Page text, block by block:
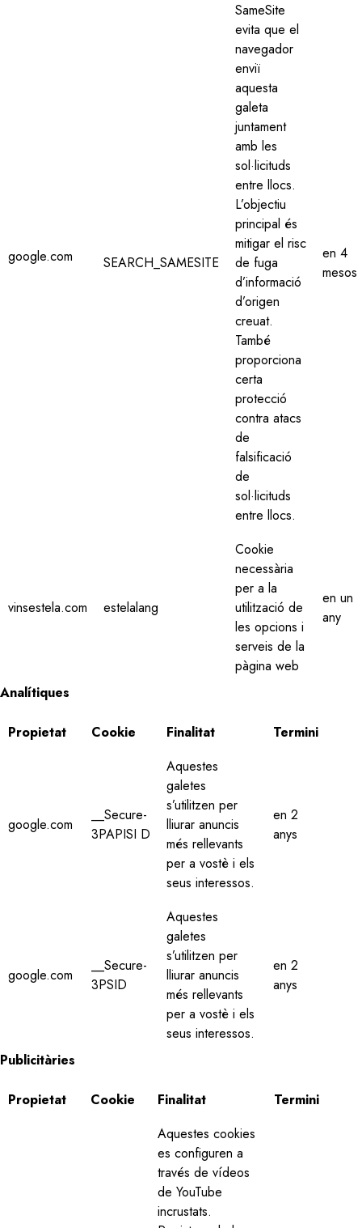
google.com SEARCH_SAMESITE
SameSite
evita que el
navegador
enviï
aquesta
galeta
juntament
amb les
sol·licituds
entre llocs.
L’objectiu
principal és
mitigar el risc
de fuga
d’informació
d’origen
creuat.
També
proporciona
certa
protecció
contra atacs
de
falsificació
de
sol·licituds
entre llocs.
en 4
mesos
vinsestela.com estelalang
Cookie
necessària
per a la
utilització de
les opcions i
serveis de la
pàgina web
en un
any
Analítiques
Propietat Cookie Finalitat Termini
google.com
__Secure-
3PAPISI D
Aquestes
galetes
s’utilitzen per
lliurar anuncis
més rellevants
per a vostè i els
seus interessos.
en 2
anys
google.com
__Secure-
3PSID
Aquestes
galetes
s’utilitzen per
lliurar anuncis
més rellevants
per a vostè i els
seus interessos.
en 2
anys
Publicitàries
Propietat Cookie Finalitat
Termini
Aquestes cookies
es configuren a
través de vídeos
de YouTube
incrustats.